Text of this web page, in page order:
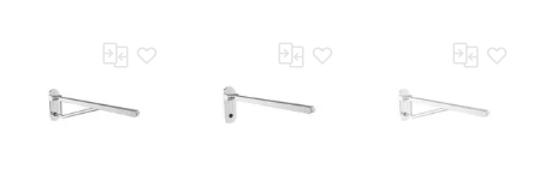
cm, Edelstahl
Edelstahl-
cm, Edelstahl
Auflage und